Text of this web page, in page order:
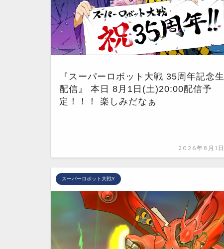
『スーパーロボット大戦 35周年記念生
配信』 本日 8月1日(土)20:00配信予
定！！！ 楽しみだなぁ
2026年8月1日
スーパーロボット大戦Y